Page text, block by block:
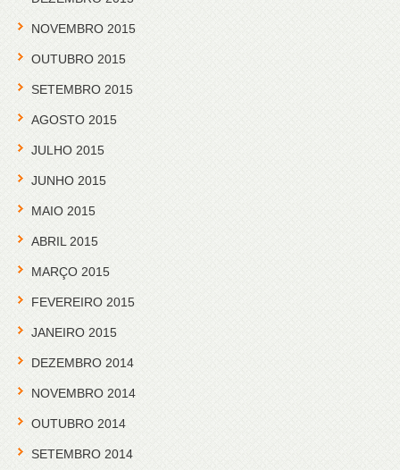
NOVEMBRO 2015
OUTUBRO 2015
SETEMBRO 2015
AGOSTO 2015
JULHO 2015
JUNHO 2015
MAIO 2015
ABRIL 2015
MARÇO 2015
FEVEREIRO 2015
JANEIRO 2015
DEZEMBRO 2014
NOVEMBRO 2014
OUTUBRO 2014
SETEMBRO 2014